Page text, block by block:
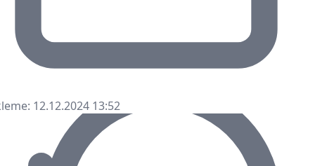
12.12.2024 13:52